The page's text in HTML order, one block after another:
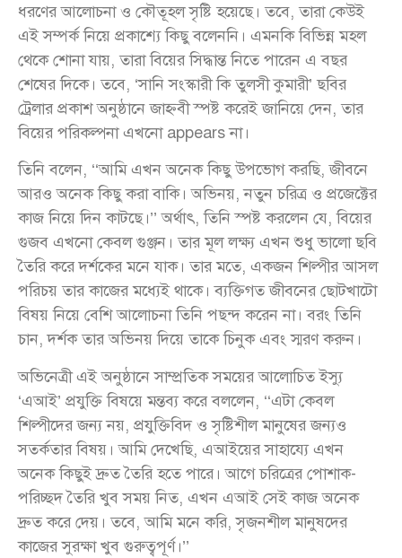
ধরণের আলোচনা ও কৌতূহল সৃষ্টি হয়েছে। তবে, তারা কেউই
এই সম্পর্ক নিয়ে প্রকাশ্যে কিছু বলেননি। এমনকি বিভিন্ন মহল
থেকে শোনা যায়, তারা বিয়ের সিদ্ধান্ত নিতে পারেন এ বছর
শেষের দিকে। তবে, ‘সানি সংস্কারী কি তুলসী কুমারী’ ছবির
ট্রেলার প্রকাশ অনুষ্ঠানে জাহ্নবী স্পষ্ট করেই জানিয়ে দেন, তার
বিয়ের পরিকল্পনা এখনো appears না।
তিনি বলেন, ‘‘আমি এখন অনেক কিছু উপভোগ করছি, জীবনে
আরও অনেক কিছু করা বাকি। অভিনয়, নতুন চরিত্র ও প্রজেক্টের
কাজ নিয়ে দিন কাটছে।’’ অর্থাৎ, তিনি স্পষ্ট করলেন যে, বিয়ের
গুজব এখনো কেবল গুঞ্জন। তার মূল লক্ষ্য এখন শুধু ভালো ছবি
তৈরি করে দর্শকের মনে যাক। তার মতে, একজন শিল্পীর আসল
পরিচয় তার কাজের মধ্যেই থাকে। ব্যক্তিগত জীবনের ছোটখাটো
বিষয় নিয়ে বেশি আলোচনা তিনি পছন্দ করেন না। বরং তিনি
চান, দর্শক তার অভিনয় দিয়ে তাকে চিনুক এবং স্মরণ করুন।
অভিনেত্রী এই অনুষ্ঠানে সাম্প্রতিক সময়ের আলোচিত ইস্যু
‘এআই’ প্রযুক্তি বিষয়ে মন্তব্য করে বললেন, ‘‘এটা কেবল
শিল্পীদের জন্য নয়, প্রযুক্তিবিদ ও সৃষ্টিশীল মানুষের জন্যও
সতর্কতার বিষয়। আমি দেখেছি, এআইয়ের সাহায্যে এখন
অনেক কিছুই দ্রুত তৈরি হতে পারে। আগে চরিত্রের পোশাক-
পরিচ্ছদ তৈরি খুব সময় নিত, এখন এআই সেই কাজ অনেক
দ্রুত করে দেয়। তবে, আমি মনে করি, সৃজনশীল মানুষদের
কাজের সুরক্ষা খুব গুরুত্বপূর্ণ।’’